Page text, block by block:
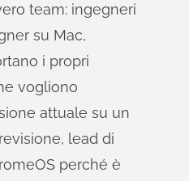
team: ingegneri
su Mac,
i propri
vogliono
attuale su un
lead di
perché è